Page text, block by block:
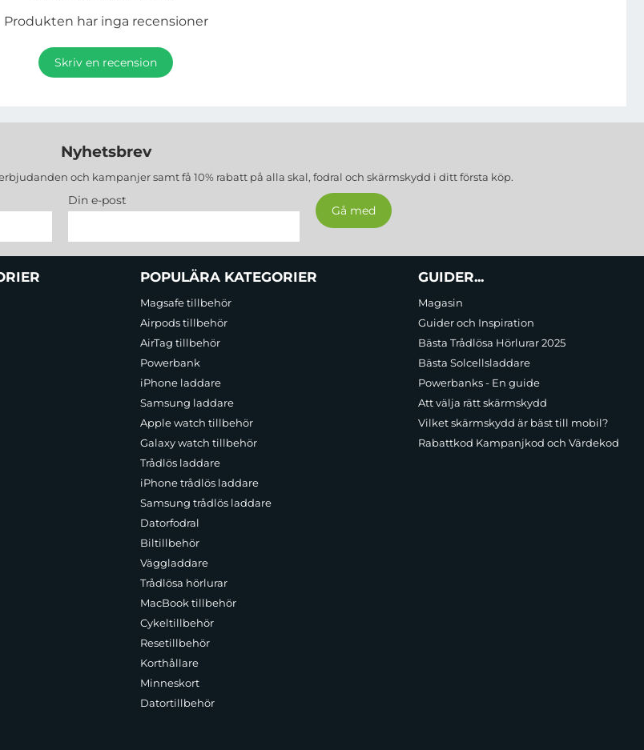
Produkten har inga recensioner
Skriv en recension
Nyhetsbrev
och kampanjer samt få 10% rabatt på alla skal, fodral och skärmskydd i ditt första köp.
Din e-post
POPULÄRA KATEGORIER
Magsafe tillbehör
Airpods tillbehör
AirTag tillbehör
Powerbank
iPhone laddare
Samsung laddare
Apple watch tillbehör
Galaxy watch tillbehör
Trådlös laddare
iPhone trådlös laddare
Samsung trådlös laddare
Datorfodral
Biltillbehör
Väggladdare
Trådlösa hörlurar
MacBook tillbehör
Cykeltillbehör
Resetillbehör
Korthållare
Minneskort
Datortillbehör
GUIDER...
Magasin
Guider och Inspiration
Bästa Trådlösa Hörlurar 2025
Bästa Solcellsladdare
Powerbanks - En guide
Att välja rätt skärmskydd
Vilket skärmskydd är bäst till mobil?
Rabattkod Kampanjkod och Värdekod